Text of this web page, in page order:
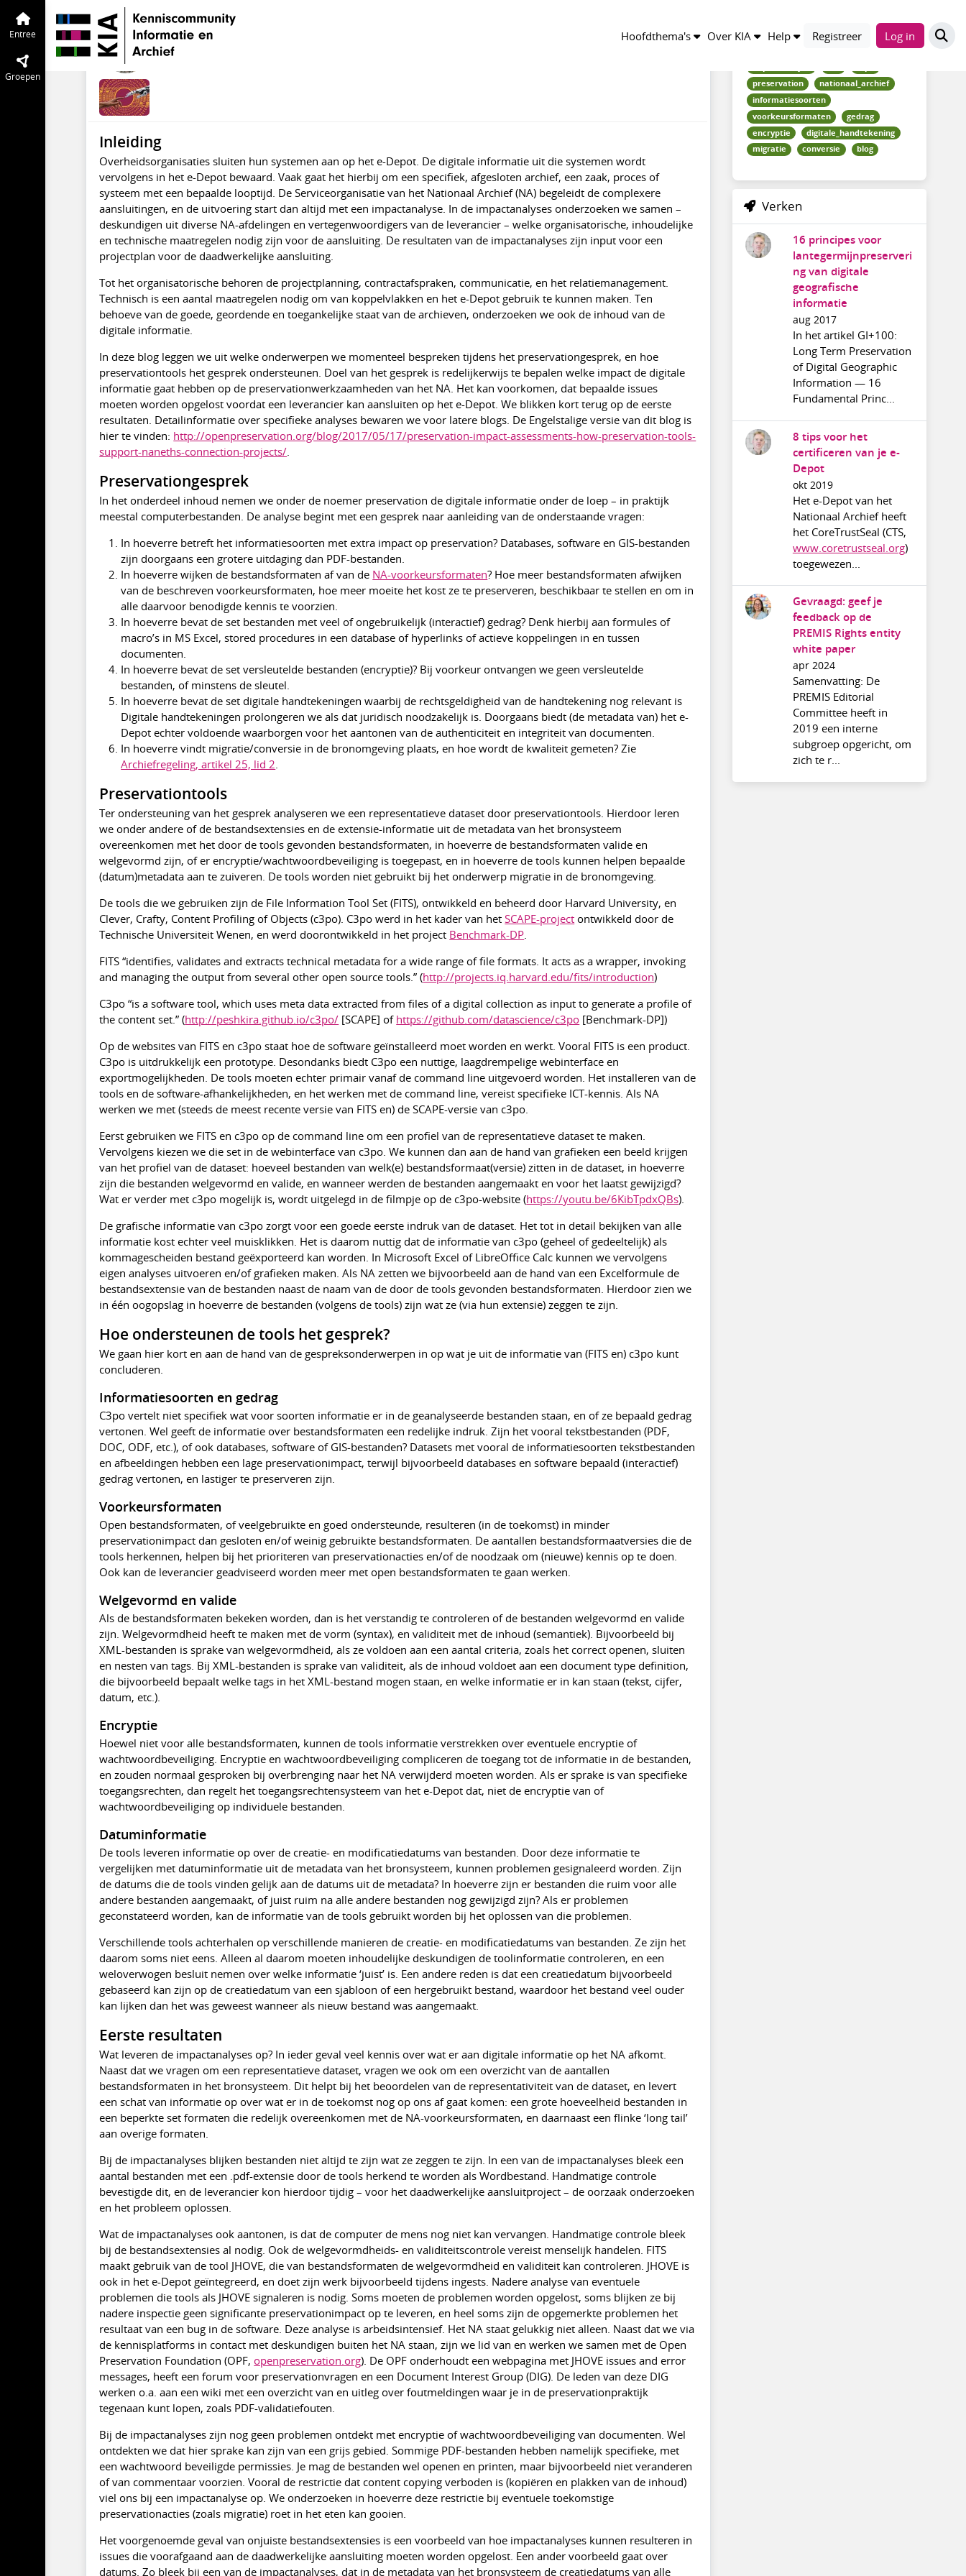
Hoofdthema's Over KIA Help Registreer Log in
Entree
Groepen
Preservation Digitaal Erfgoed
Impactanalyses: hoe preservationtools het gesprek ondersteunen
mrt 2017
Inleiding
Overheidsorganisaties sluiten hun systemen aan op het e-Depot. De digitale informatie uit die systemen wordt
vervolgens in het e-Depot bewaard. Vaak gaat het hierbij om een specifiek, afgesloten archief, een zaak, proces of
systeem met een bepaalde looptijd. De Serviceorganisatie van het Nationaal Archief (NA) begeleidt de complexere
aansluitingen, en de uitvoering start dan altijd met een impactanalyse. In de impactanalyses onderzoeken we samen –
deskundigen uit diverse NA-afdelingen en vertegenwoordigers van de leverancier – welke organisatorische, inhoudelijke
en technische maatregelen nodig zijn voor de aansluiting. De resultaten van de impactanalyses zijn input voor een
projectplan voor de daadwerkelijke aansluiting.
Tot het organisatorische behoren de projectplanning, contractafspraken, communicatie, en het relatiemanagement.
Technisch is een aantal maatregelen nodig om van koppelvlakken en het e-Depot gebruik te kunnen maken. Ten
behoeve van de goede, geordende en toegankelijke staat van de archieven, onderzoeken we ook de inhoud van de
digitale informatie.
In deze blog leggen we uit welke onderwerpen we momenteel bespreken tijdens het preservationgesprek, en hoe
preservationtools het gesprek ondersteunen. Doel van het gesprek is redelijkerwijs te bepalen welke impact de digitale
informatie gaat hebben op de preservationwerkzaamheden van het NA. Het kan voorkomen, dat bepaalde issues
moeten worden opgelost voordat een leverancier kan aansluiten op het e-Depot. We blikken kort terug op de eerste
resultaten. Detailinformatie over specifieke analyses bewaren we voor latere blogs. De Engelstalige versie van dit blog is
hier te vinden: http://openpreservation.org/blog/2017/05/17/preservation-impact-assessments-how-preservation-tools-
support-naneths-connection-projects/
Preservationgesprek
In het onderdeel inhoud nemen we onder de noemer preservation de digitale informatie onder de loep – in praktijk
meestal computerbestanden. De analyse begint met een gesprek naar aanleiding van de onderstaande vragen:
In hoeverre betreft het informatiesoorten met extra impact op preservation? Databases, software en GIS-bestanden
zijn doorgaans een grotere uitdaging dan PDF-bestanden.
In hoeverre wijken de bestandsformaten af van de NA-voorkeursformaten? Hoe meer bestandsformaten afwijken
van de beschreven voorkeursformaten, hoe meer moeite het kost ze te preserveren, beschikbaar te stellen en om in
alle daarvoor benodigde kennis te voorzien.
In hoeverre bevat de set bestanden met veel of ongebruikelijk (interactief) gedrag? Denk hierbij aan formules of
macro’s in MS Excel, stored procedures in een database of hyperlinks of actieve koppelingen in en tussen
documenten.
In hoeverre bevat de set versleutelde bestanden (encryptie)? Bij voorkeur ontvangen we geen versleutelde
bestanden, of minstens de sleutel.
In hoeverre bevat de set digitale handtekeningen waarbij de rechtsgeldigheid van de handtekening nog relevant is
Digitale handtekeningen prolongeren we als dat juridisch noodzakelijk is. Doorgaans biedt (de metadata van) het e-
Depot echter voldoende waarborgen voor het aantonen van de authenticiteit en integriteit van documenten.
In hoeverre vindt migratie/conversie in de bronomgeving plaats, en hoe wordt de kwaliteit gemeten? Zie
Archiefregeling, artikel 25, lid 2
Preservationtools
Ter ondersteuning van het gesprek analyseren we een representatieve dataset door preservationtools. Hierdoor leren
we onder andere of de bestandsextensies en de extensie-informatie uit de metadata van het bronsysteem
overeenkomen met het door de tools gevonden bestandsformaten, in hoeverre de bestandsformaten valide en
welgevormd zijn, of er encryptie/wachtwoordbeveiliging is toegepast, en in hoeverre de tools kunnen helpen bepaalde
(datum)metadata aan te zuiveren. De tools worden niet gebruikt bij het onderwerp migratie in de bronomgeving.
De tools die we gebruiken zijn de File Information Tool Set (FITS), ontwikkeld en beheerd door Harvard University, en
Clever, Crafty, Content Profiling of Objects (c3po). C3po werd in het kader van hetSCAPE-project ontwikkeld door de
Technische Universiteit Wenen, en werd doorontwikkeld in het project Benchmark-DP
FITS “identifies, validates and extracts technical metadata for a wide range of file formats. It acts as a wrapper, invoking
and managing the output from several other open source tools.” (http://projects.iq.harvard.edu/fits/introduction)
C3po “is a software tool, which uses meta data extracted from files of a digital collection as input to generate a profile of
the content set.” (http://peshkira.github.io/c3po/ [SCAPE] of https://github.com/datascience/c3po [Benchmark-DP])
Op de websites van FITS en c3po staat hoe de software geïnstalleerd moet worden en werkt. Vooral FITS is een product.
C3po is uitdrukkelijk een prototype. Desondanks biedt C3po een nuttige, laagdrempelige webinterface en
exportmogelijkheden. De tools moeten echter primair vanaf de command line uitgevoerd worden. Het installeren van de
tools en de software-afhankelijkheden, en het werken met de command line, vereist specifieke ICT-kennis. Als NA
werken we met (steeds de meest recente versie van FITS en) de SCAPE-versie van c3po.
Eerst gebruiken we FITS en c3po op de command line om een profiel van de representatieve dataset te maken.
Vervolgens kiezen we die set in de webinterface van c3po. We kunnen dan aan de hand van grafieken een beeld krijgen
van het profiel van de dataset: hoeveel bestanden van welk(e) bestandsformaat(versie) zitten in de dataset, in hoeverre
zijn die bestanden welgevormd en valide, en wanneer werden de bestanden aangemaakt en voor het laatst gewijzigd?
Wat er verder met c3po mogelijk is, wordt uitgelegd in de filmpje op de c3po-website (https://youtu.be/6KibTpdxQBs).
De grafische informatie van c3po zorgt voor een goede eerste indruk van de dataset. Het tot in detail bekijken van alle
informatie kost echter veel muisklikken. Het is daarom nuttig dat de informatie van c3po (geheel of gedeeltelijk) als
kommagescheiden bestand geëxporteerd kan worden. In Microsoft Excel of LibreOffice Calc kunnen we vervolgens
eigen analyses uitvoeren en/of grafieken maken. Als NA zetten we bijvoorbeeld aan de hand van een Excelformule de
bestandsextensie van de bestanden naast de naam van de door de tools gevonden bestandsformaten. Hierdoor zien we
in één oogopslag in hoeverre de bestanden (volgens de tools) zijn wat ze (via hun extensie) zeggen te zijn.
Hoe ondersteunen de tools het gesprek?
We gaan hier kort en aan de hand van de gespreksonderwerpen in op wat je uit de informatie van (FITS en) c3po kunt
concluderen.
Informatiesoorten en gedrag
C3po vertelt niet specifiek wat voor soorten informatie er in de geanalyseerde bestanden staan, en of ze bepaald gedrag
vertonen. Wel geeft de informatie over bestandsformaten een redelijke indruk. Zijn het vooral tekstbestanden (PDF,
DOC, ODF, etc.), of ook databases, software of GIS-bestanden? Datasets met vooral de informatiesoorten tekstbestanden
en afbeeldingen hebben een lage preservationimpact, terwijl bijvoorbeeld databases en software bepaald (interactief)
gedrag vertonen, en lastiger te preserveren zijn.
Voorkeursformaten
Open bestandsformaten, of veelgebruikte en goed ondersteunde, resulteren (in de toekomst) in minder
preservationimpact dan gesloten en/of weinig gebruikte bestandsformaten. De aantallen bestandsformaatversies die de
tools herkennen, helpen bij het prioriteren van preservationacties en/of de noodzaak om (nieuwe) kennis op te doen.
Ook kan de leverancier geadviseerd worden meer met open bestandsformaten te gaan werken.
Welgevormd en valide
Als de bestandsformaten bekeken worden, dan is het verstandig te controleren of de bestanden welgevormd en valide
zijn. Welgevormdheid heeft te maken met de vorm (syntax), en validiteit met de inhoud (semantiek). Bijvoorbeeld bij
XML-bestanden is sprake van welgevormdheid, als ze voldoen aan een aantal criteria, zoals het correct openen, sluiten
en nesten van tags. Bij XML-bestanden is sprake van validiteit, als de inhoud voldoet aan een document type definition,
die bijvoorbeeld bepaalt welke tags in het XML-bestand mogen staan, en welke informatie er in kan staan (tekst, cijfer,
datum, etc.).
Encryptie
Hoewel niet voor alle bestandsformaten, kunnen de tools informatie verstrekken over eventuele encryptie of
wachtwoordbeveiliging. Encryptie en wachtwoordbeveiliging compliceren de toegang tot de informatie in de bestanden,
en zouden normaal gesproken bij overbrenging naar het NA verwijderd moeten worden. Als er sprake is van specifieke
toegangsrechten, dan regelt het toegangsrechtensysteem van het e-Depot dat, niet de encryptie van of
wachtwoordbeveiliging op individuele bestanden.
Datuminformatie
De tools leveren informatie op over de creatie- en modificatiedatums van bestanden. Door deze informatie te
vergelijken met datuminformatie uit de metadata van het bronsysteem, kunnen problemen gesignaleerd worden. Zijn
de datums die de tools vinden gelijk aan de datums uit de metadata? In hoeverre zijn er bestanden die ruim voor alle
andere bestanden aangemaakt, of juist ruim na alle andere bestanden nog gewijzigd zijn? Als er problemen
geconstateerd worden, kan de informatie van de tools gebruikt worden bij het oplossen van die problemen.
Verschillende tools achterhalen op verschillende manieren de creatie- en modificatiedatums van bestanden. Ze zijn het
daarom soms niet eens. Alleen al daarom moeten inhoudelijke deskundigen de toolinformatie controleren, en een
weloverwogen besluit nemen over welke informatie ‘juist’ is. Een andere reden is dat een creatiedatum bijvoorbeeld
gebaseerd kan zijn op de creatiedatum van een sjabloon of een hergebruikt bestand, waardoor het bestand veel ouder
kan lijken dan het was geweest wanneer als nieuw bestand was aangemaakt.
Eerste resultaten
Wat leveren de impactanalyses op? In ieder geval veel kennis over wat er aan digitale informatie op het NA afkomt.
Naast dat we vragen om een representatieve dataset, vragen we ook om een overzicht van de aantallen
bestandsformaten in het bronsysteem. Dit helpt bij het beoordelen van de representativiteit van de dataset, en levert
een schat van informatie op over wat er in de toekomst nog op ons af gaat komen: een grote hoeveelheid bestanden in
een beperkte set formaten die redelijk overeenkomen met de NA-voorkeursformaten, en daarnaast een flinke ‘long tail’
aan overige formaten.
Bij de impactanalyses blijken bestanden niet altijd te zijn wat ze zeggen te zijn. In een van de impactanalyses bleek een
aantal bestanden met een .pdf-extensie door de tools herkend te worden als Wordbestand. Handmatige controle
bevestigde dit, en de leverancier kon hierdoor tijdig – voor het daadwerkelijke aansluitproject – de oorzaak onderzoeken
en het probleem oplossen.
Wat de impactanalyses ook aantonen, is dat de computer de mens nog niet kan vervangen. Handmatige controle bleek
bij de bestandsextensies al nodig. Ook de welgevormdheids- en validiteitscontrole vereist menselijk handelen. FITS
maakt gebruik van de tool JHOVE, die van bestandsformaten de welgevormdheid en validiteit kan controleren. JHOVE is
ook in het e-Depot geïntegreerd, en doet zijn werk bijvoorbeeld tijdens ingests. Nadere analyse van eventuele
problemen die tools als JHOVE signaleren is nodig. Soms moeten de problemen worden opgelost, soms blijken ze bij
nadere inspectie geen significante preservationimpact op te leveren, en heel soms zijn de opgemerkte problemen het
resultaat van een bug in de software. Deze analyse is arbeidsintensief. Het NA staat gelukkig niet alleen. Naast dat we via
de kennisplatforms in contact met deskundigen buiten het NA staan, zijn we lid van en werken we samen met de Open
Preservation Foundation (OPF,openpreservation.org). De OPF onderhoudt een webpagina met JHOVE issues and error
messages, heeft een forum voor preservationvragen en een Document Interest Group (DIG). De leden van deze DIG
werken o.a. aan een wiki met een overzicht van en uitleg over foutmeldingen waar je in de preservationpraktijk
tegenaan kunt lopen, zoals PDF-validatiefouten.
Bij de impactanalyses zijn nog geen problemen ontdekt met encryptie of wachtwoordbeveiliging van documenten. Wel
ontdekten we dat hier sprake kan zijn van een grijs gebied. Sommige PDF-bestanden hebben namelijk specifieke, met
een wachtwoord beveiligde permissies. Je mag de bestanden wel openen en printen, maar bijvoorbeeld niet veranderen
of van commentaar voorzien. Vooral de restrictie dat content copying verboden is (kopiëren en plakken van de inhoud)
viel ons bij een impactanalyse op. We onderzoeken in hoeverre deze restrictie bij eventuele toekomstige
preservationacties (zoals migratie) roet in het eten kan gooien.
Het voorgenoemde geval van onjuiste bestandsextensies is een voorbeeld van hoe impactanalyses kunnen resulteren in
issues die voorafgaand aan de daadwerkelijke aansluiting moeten worden opgelost. Een ander voorbeeld gaat over
datums. Zo bleek bij een van de impactanalyses, dat in de metadata van het bronsysteem de creatiedatums van alle
preservation
nationaal_archief
informatiesoorten
voorkeursformaten
gedrag
encryptie
digitale_handtekening
migratie
conversie blog
Verken
16 principes voor
lantegermijnpreserveri
ng van digitale
geografische
informatie
aug 2017
In het artikel GI+100:
Long Term Preservation
of Digital Geographic
Information — 16
Fundamental Princ...
8 tips voor het
certificeren van je e-
Depot
okt 2019
Het e-Depot van het
Nationaal Archief heeft
het CoreTrustSeal (CTS,
www.coretrustseal.org)
toegewezen...
Gevraagd: geef je
feedback op de
PREMIS Rights entity
white paper
apr 2024
Samenvatting: De
PREMIS Editorial
Committee heeft in
2019 een interne
subgroep opgericht, om
zich te r...